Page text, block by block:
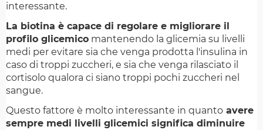
interessante.
La biotina è capace di regolare e migliorare il
profilo glicemico mantenendo la glicemia su livelli
medi per evitare sia che venga prodotta l'insulina in
caso di troppi zuccheri, e sia che venga rilasciato il
cortisolo qualora ci siano troppi pochi zuccheri nel
sangue.
Questo fattore è molto interessante in quanto avere
sempre medi livelli glicemici significa diminuire